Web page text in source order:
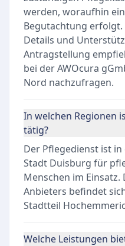
werden, woraufhin
Begutachtung erfolgt.
Details und
Antragstellung
bei der AWOcura
Nord nachzufragen.
In welchen Regionen
tätig?
Der Pflegedienst ist
Stadt Duisburg für
Menschen im
Anbieters befindet
Stadtteil
Welche Leistungen